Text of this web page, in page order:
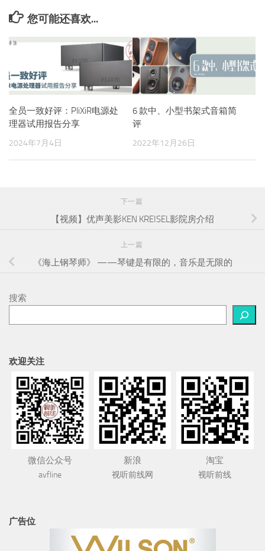
您可能还喜欢...
全员一致好评：PliXiR电源处
理器试用报告分享
2024年7月4日
6 款中、小型书架式音箱简
评
2022年12月26日
下一篇
【视频】优声美影KEN KREISEL影院房介绍
上一篇
《海上钢琴师》 ——琴键是有限的，音乐是无限的
搜索
欢迎关注
微信公众号
avfline
新浪
视听前线网
淘宝
视听前线
广告位